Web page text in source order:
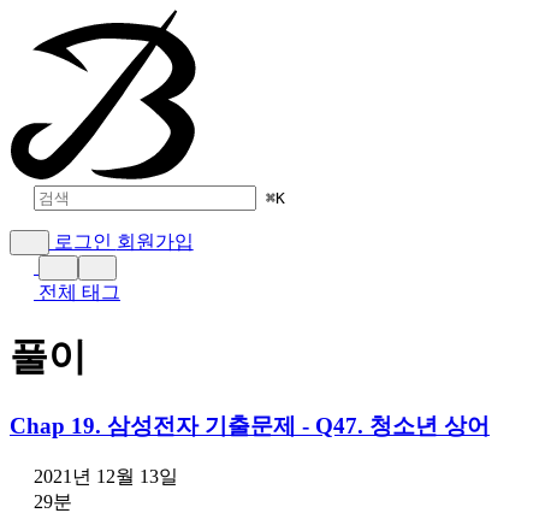
⌘K
로그인 회원가입
전체 태그
풀이
Chap 19. 삼성전자 기출문제 - Q47. 청소년 상어
2021년 12월 13일
29분